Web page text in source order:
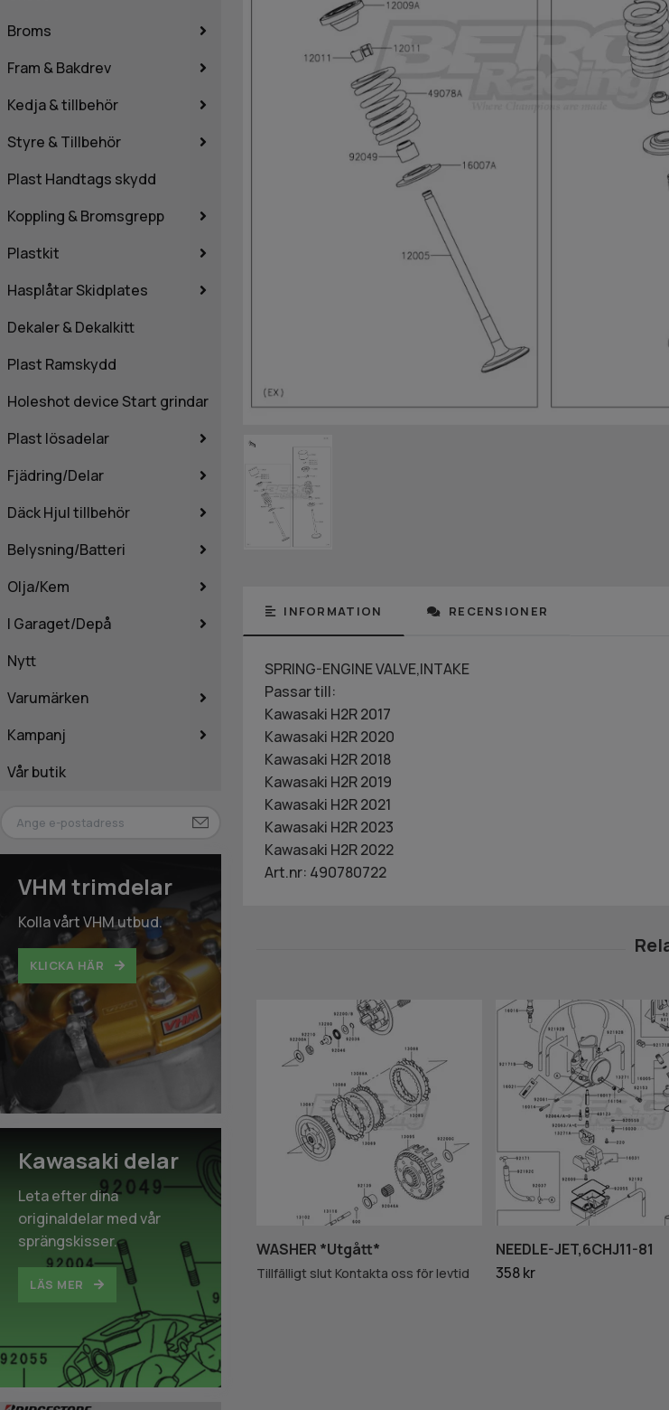
Broms
Fram & Bakdrev
Kedja & tillbehör
Styre & Tillbehör
Plast Handtags skydd
Koppling & Bromsgrepp
Plastkit
Hasplåtar Skidplates
Dekaler & Dekalkitt
Plast Ramskydd
Holeshot device Start grindar
Plast lösadelar
Fjädring/Delar
Däck Hjul tillbehör
Belysning/Batteri
Olja/Kem
I Garaget/Depå
Nytt
Varumärken
Kampanj
Vår butik
VHM trimdelar
Kolla vårt VHM utbud.
KLICKA HÄR
Kawasaki delar
Leta efter dina
originaldelar med vår
sprängskisser.
LÄS MER
INFORMATION RECENSIONER
SPRING-ENGINE VALVE,INTAKE
Passar till:
Kawasaki H2R 2017
Kawasaki H2R 2020
Kawasaki H2R 2018
Kawasaki H2R 2019
Kawasaki H2R 2021
Kawasaki H2R 2023
Kawasaki H2R 2022
Art.nr: 490780722
WASHER *Utgått*
Tillfälligt slut Kontakta oss för levtid
NEEDLE-JET,6CHJ11-81
358 kr